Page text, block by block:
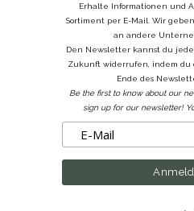
Erhalte Informationen und
Sortiment per E-Mail. Wir
an andere
Den Newsletter kannst du
Zukunft widerrufen, indem du
Ende des
Be the first to know about our
sign up for our newsletter!